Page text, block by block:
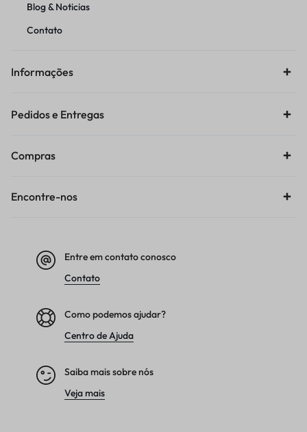
Blog & Noticias
Contato
Informações
Pedidos e Entregas
Compras
Encontre-nos
Entre em contato conosco
Contato
Como podemos ajudar?
Centro de Ajuda
Saiba mais sobre nós
Veja mais